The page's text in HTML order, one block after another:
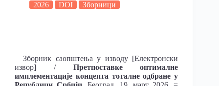
2026 DOI Зборници
Зборник саопштења у изводу [Електронски
извор] / Претпоставке оптималне
имплементације концепта тоталне одбране у